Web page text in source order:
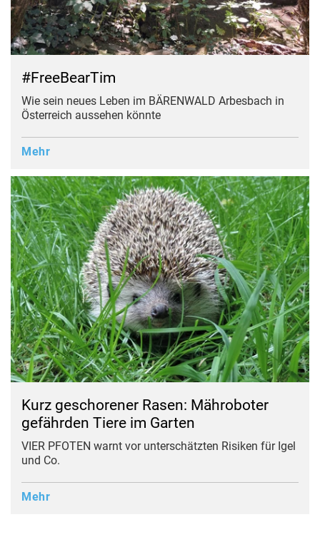
#FreeBearTim
Wie sein neues Leben im BÄRENWALD Arbesbach in
Österreich aussehen könnte
Mehr
Kurz geschorener Rasen: Mähroboter
gefährden Tiere im Garten
VIER PFOTEN warnt vor unterschätzten Risiken für Igel
und Co.
Mehr